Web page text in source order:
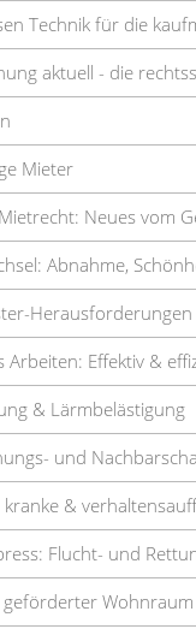
Technik für die
aktuell - die
Mieter
Neues vom
Abnahme,
Arbeiten: Effektiv &
& Lärmbelästigung
und
kranke &
Flucht- und
geförderter Wohnraum